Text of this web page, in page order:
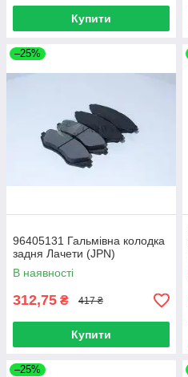
Купити
–25%
96405131 Гальмівна колодка
задня Лачети (JPN)
В наявності
312,75 ₴ 417 ₴
Купити
–25%